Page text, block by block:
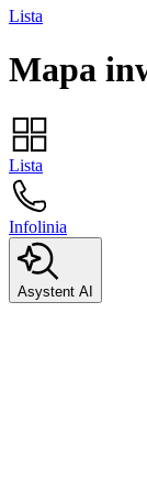
Lista
Mapa
Lista
Infolinia
Asystent AI